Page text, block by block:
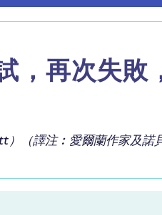
，再次失敗
譯注︰愛爾蘭作家及諾貝